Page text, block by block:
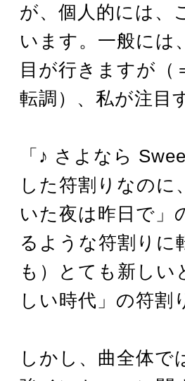
が、個人的には、
います。一般には
目が行きますが（
転調）、私が注目
「♪ さよなら
した符割りなのに
いた夜は昨日で」
るような符割りに
も）とても新しい
しい時代」の符割
しかし、曲全体で